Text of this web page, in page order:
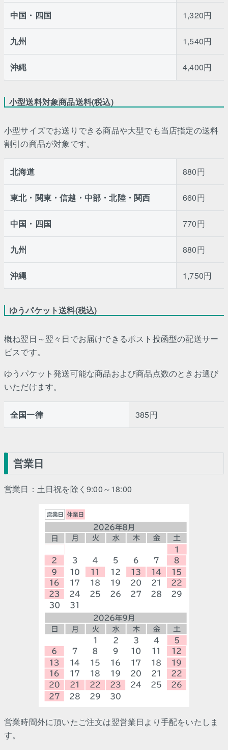
中国・四国 1,320円
九州 1,540円
沖縄 4,400円
小型送料対象商品送料(税込)
小型サイズでお送りできる商品や大型でも当店指定の送料
割引の商品が対象です。
北海道 880円
東北・関東・信越・中部・北陸・関西 660円
中国・四国 770円
九州 880円
沖縄 1,750円
ゆうパケット送料(税込)
概ね翌日～翌々日でお届けできるポスト投函型の配送サー
ビスです。
ゆうパケット発送可能な商品および商品点数のときお選び
いただけます。
全国一律 385円
営業日
営業日：土日祝を除く9:00～18:00
営業時間外に頂いたご注文は翌営業日より手配をいたしま
す。